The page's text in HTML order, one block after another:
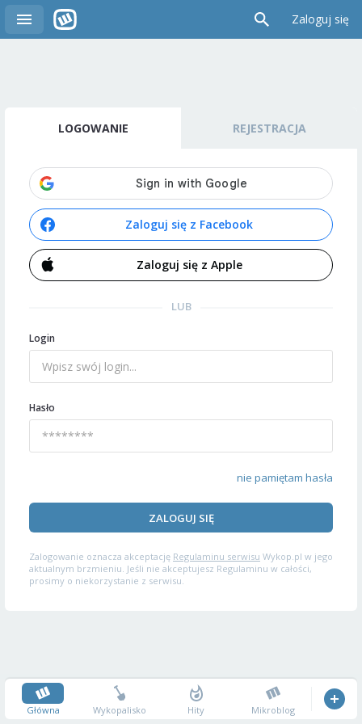
Zaloguj się
LOGOWANIE REJESTRACJA
Zaloguj się z Facebook
Zaloguj się z Apple
LUB
Login
Hasło
nie pamiętam hasła
ZALOGUJ SIĘ
Zalogowanie oznacza akceptację Regulaminu serwisu Wykop.pl w jego
aktualnym brzmieniu. Jeśli nie akceptujesz Regulaminu w całości,
prosimy o niekorzystanie z serwisu.
Główna Wykopalisko Hity Mikroblog